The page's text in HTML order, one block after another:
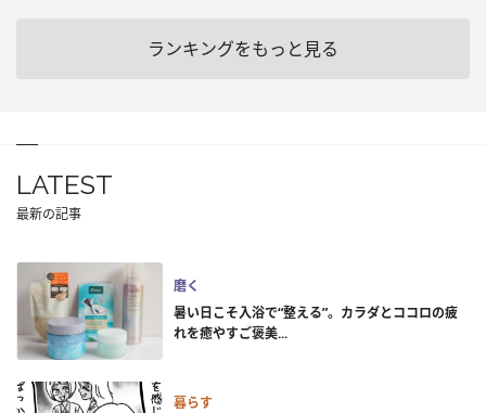
ランキングをもっと見る
LATEST
最新の記事
磨く
暑い日こそ入浴で“整える”。カラダとココロの疲
れを癒やすご褒美...
暮らす